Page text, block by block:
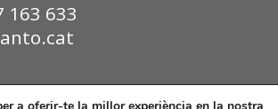
163 633